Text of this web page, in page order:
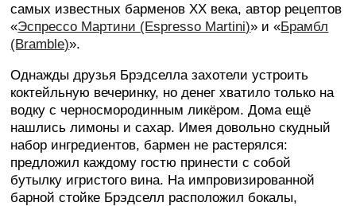
самых известных барменов XX века, автор рецептов
«Эспрессо Мартини (Espresso Martini)» и «Брамбл
(Bramble)».
Однажды друзья Брэдселла захотели устроить
коктейльную вечеринку, но денег хватило только на
водку с черносмородинным ликёром. Дома ещё
нашлись лимоны и сахар. Имея довольно скудный
набор ингредиентов, бармен не растерялся:
предложил каждому гостю принести с собой
бутылку игристого вина. На импровизированной
барной стойке Брэдселл расположил бокалы,